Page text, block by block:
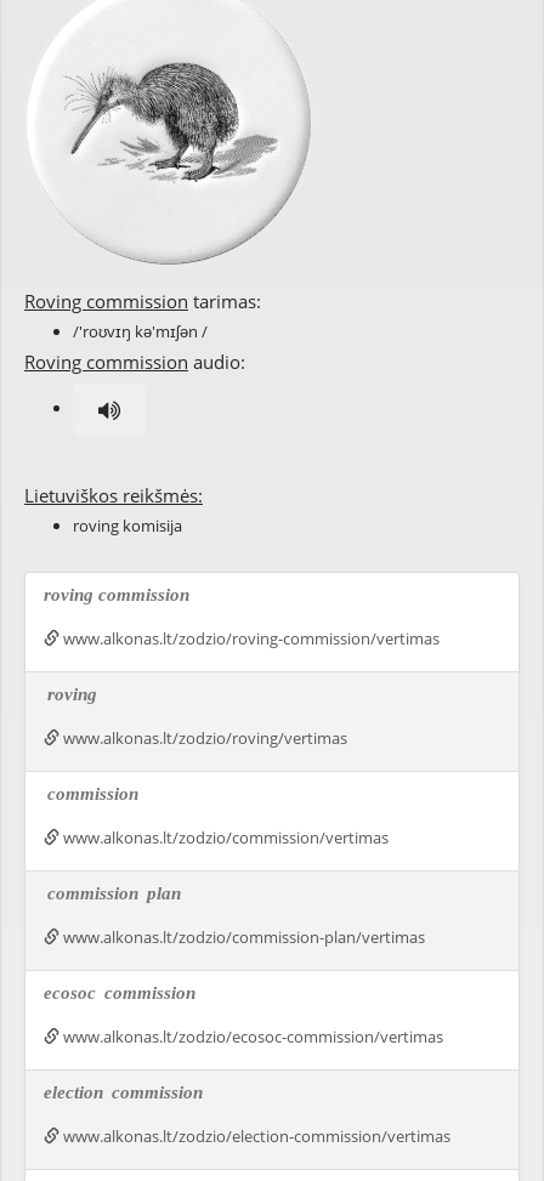
Roving commission tarimas:
/'roʊvɪŋ kə'mɪʃən /
Roving commission audio:
Lietuviškos reikšmės:
roving komisija
roving commission
www.alkonas.lt/zodzio/roving-commission/vertimas
roving
www.alkonas.lt/zodzio/roving/vertimas
commission
www.alkonas.lt/zodzio/commission/vertimas
commission plan
www.alkonas.lt/zodzio/commission-plan/vertimas
ecosoc commission
www.alkonas.lt/zodzio/ecosoc-commission/vertimas
election commission
www.alkonas.lt/zodzio/election-commission/vertimas